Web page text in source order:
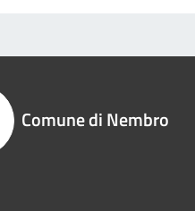
Comune di Nembro